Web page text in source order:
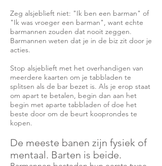
Zeg alsjeblieft niet: "Ik ben een barman" of
"Ik was vroeger een barman", want echte
barmannen zouden dat nooit zeggen.
Barmannen weten dat je in de biz zit door je
acties.
Stop alsjeblieft met het overhandigen van
meerdere kaarten om je tabbladen te
splitsen als de bar bezet is. Als je erop staat
om apart te betalen, begin dan aan het
begin met aparte tabbladen of doe het
beste door om de beurt kooprondes te
kopen.
De meeste banen zijn fysiek of
mentaal. Barten is beide.